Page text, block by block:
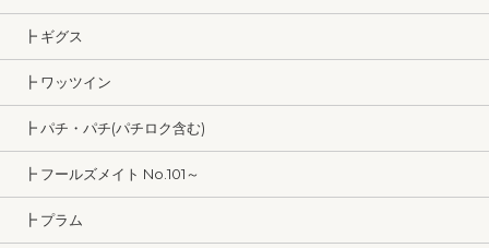
┣ ギグス
┣ ワッツイン
┣ パチ・パチ(パチロク含む)
┣ フールズメイト No.101～
┣ プラム